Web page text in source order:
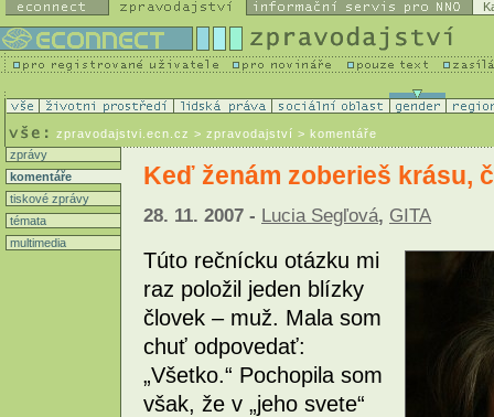
zpravodajstvi.ecn.cz > zpravodajství > komentáře
zprávy
komentáře
tiskové zprávy
témata
multimedia
Keď ženám zoberieš krásu,
28. 11. 2007 - Lucia Segľová, GITA
Túto rečnícku otázku mi
raz položil jeden blízky
človek – muž. Mala som
chuť odpovedať:
„Všetko.“ Pochopila som
však, že v „jeho svete“